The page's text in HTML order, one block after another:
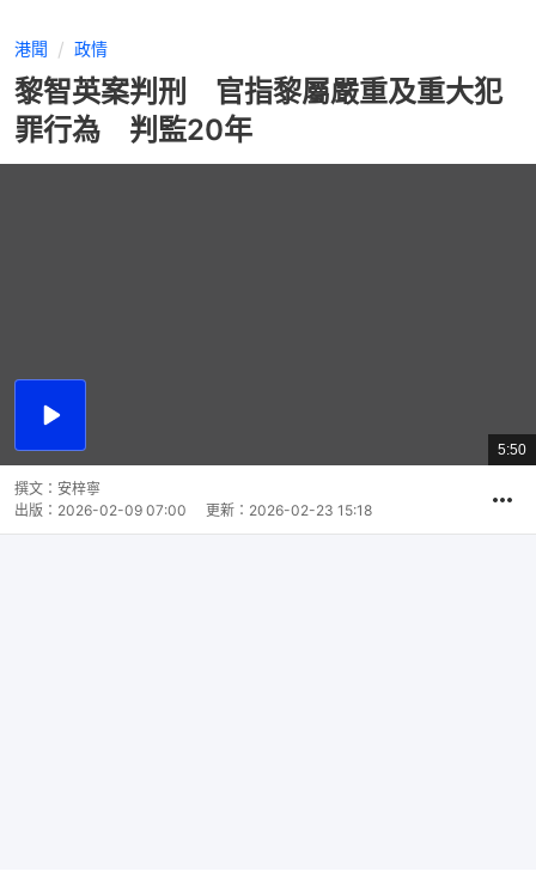
港聞 政情
黎智英案判刑 官指黎屬嚴重及重大犯
罪行為 判監20年
播
總
共
5:50
撰文： 安梓寧
出版： 2026-02-09 07:00 更新： 2026-02-23 15:18